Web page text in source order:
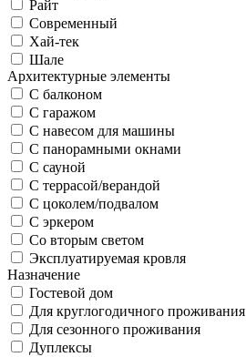
Райт
Современный
Хай-тек
Шале
Архитектурные элементы
С балконом
С гаражом
С навесом для машины
С панорамными окнами
С сауной
С террасой/верандой
С цоколем/подвалом
С эркером
Со вторым светом
Эксплуатируемая кровля
Назначение
Гостевой дом
Для круглогодичного проживания
Для сезонного проживания
Дуплексы